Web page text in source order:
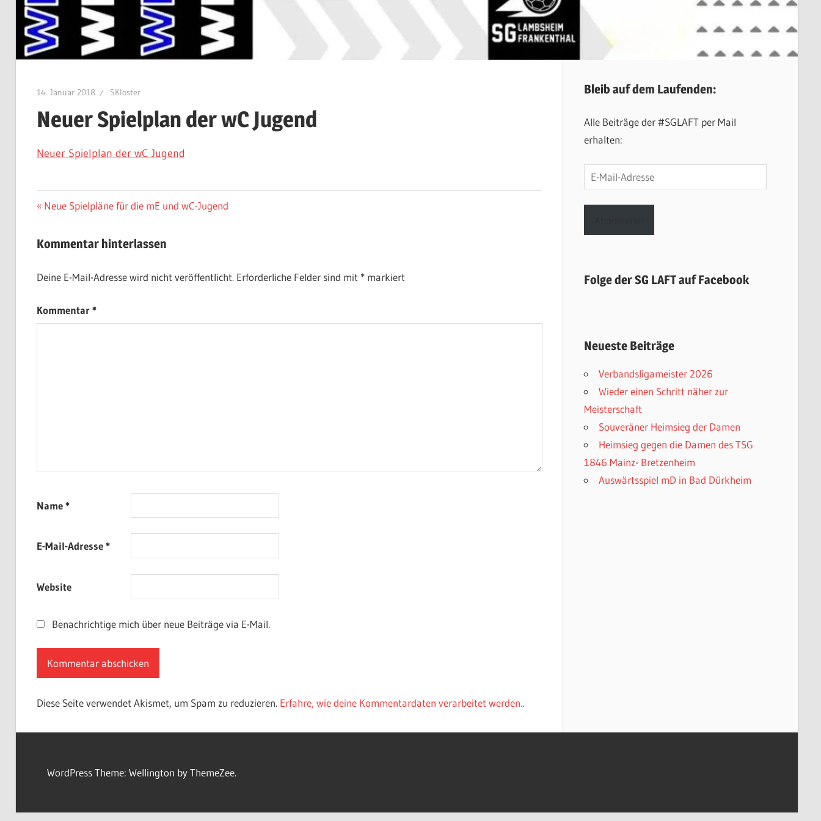
14. Januar 2018 SKloster
Neuer Spielplan der wC Jugend
Neuer Spielplan der wC Jugend
Beitragsnavigation
Vorheriger
Neue Spielpläne für die mE und wC-Jugend
Kommentar hinterlassen
Deine E-Mail-Adresse wird nicht veröffentlicht. Erforderliche Felder sind mit *markiert
Kommentar*
Name*
E-Mail-Adresse*
Website
Benachrichtige mich über neue Beiträge via E-Mail.
Diese Seite verwendet Akismet, um Spam zu reduzieren. Erfahre, wie deine Kommentardaten verarbeitet werden..
Bleib auf dem Laufenden:
Alle Beiträge der #SGLAFT per Mail
erhalten:
E-
Mail-
Adresse
Folge der SG LAFT auf Facebook
Neueste Beiträge
Verbandsligameister 2026
Wieder einen Schritt näher zur
Meisterschaft
Souveräner Heimsieg der Damen
Heimsieg gegen die Damen des TSG
1846 Mainz- Bretzenheim
Auswärtsspiel mD in Bad Dürkheim
WordPress Theme: Wellington by ThemeZee.